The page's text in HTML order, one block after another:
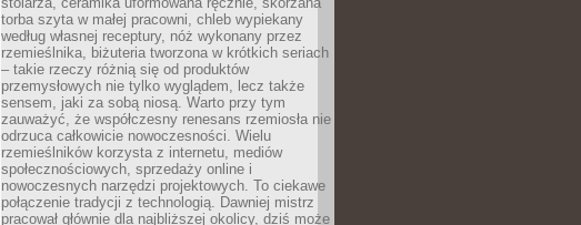
torba szyta w małej pracowni, chleb wypiekany
według własnej receptury, nóż wykonany przez
rzemieślnika, biżuteria tworzona w krótkich seriach
– takie rzeczy różnią się od produktów
przemysłowych nie tylko wyglądem, lecz także
sensem, jaki za sobą niosą. Warto przy tym
zauważyć, że współczesny renesans rzemiosła nie
odrzuca całkowicie nowoczesności. Wielu
rzemieślników korzysta z internetu, mediów
społecznościowych, sprzedaży online i
nowoczesnych narzędzi projektowych. To ciekawe
połączenie tradycji z technologią. Dawniej mistrz
pracował głównie dla najbliższej okolicy, dziś może